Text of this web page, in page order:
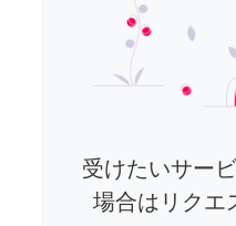
受けたいサー
場合はリクエ